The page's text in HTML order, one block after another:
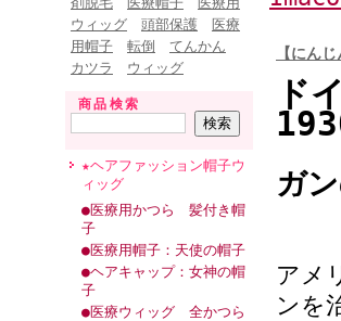
ウィッグ
頭部保護
医療
用帽子
転倒
てんかん
カツラ
ウィッグ
商品検索
★ヘアファッション帽子ウ
ィッグ
●医療用かつら 髪付き帽
子
●医療用帽子：天使の帽子
●ヘアキャップ：女神の帽
子
●医療ウィッグ 全かつら
【にん
ド
ガ
アメ
ンを